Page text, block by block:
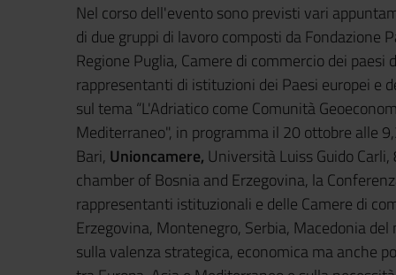
Nel corso dell'evento sono previsti vari
di due gruppi di lavoro composti da Fondazione
Regione Puglia, Camere di commercio dei paesi
rappresentanti di istituzioni dei Paesi europei e
sul tema“L'Adriatico come Comunità
Mediterraneo", in programma il 20 ottobre alle
Bari, Unioncamere, Università Luiss Guido
chamber of Bosnia and Erzegovina, la
rappresentanti istituzionali e delle Camere di
Erzegovina, Montenegro, Serbia, Macedonia
sulla valenza strategica, economica ma anche